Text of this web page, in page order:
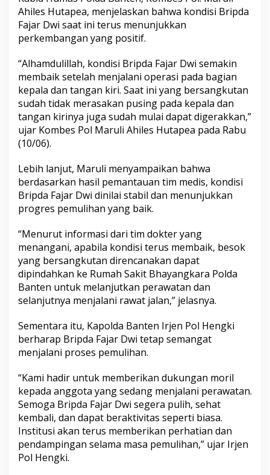
Ahiles Hutapea, menjelaskan bahwa kondisi Bripda
Fajar Dwi saat ini terus menunjukkan
perkembangan yang positif.
“Alhamdulillah, kondisi Bripda Fajar Dwi semakin
membaik setelah menjalani operasi pada bagian
kepala dan tangan kiri. Saat ini yang bersangkutan
sudah tidak merasakan pusing pada kepala dan
tangan kirinya juga sudah mulai dapat digerakkan,”
ujar Kombes Pol Maruli Ahiles Hutapea pada Rabu
(10/06).
Lebih lanjut, Maruli menyampaikan bahwa
berdasarkan hasil pemantauan tim medis, kondisi
Bripda Fajar Dwi dinilai stabil dan menunjukkan
progres pemulihan yang baik.
“Menurut informasi dari tim dokter yang
menangani, apabila kondisi terus membaik, besok
yang bersangkutan direncanakan dapat
dipindahkan ke Rumah Sakit Bhayangkara Polda
Banten untuk melanjutkan perawatan dan
selanjutnya menjalani rawat jalan,” jelasnya.
Sementara itu, Kapolda Banten Irjen Pol Hengki
berharap Bripda Fajar Dwi tetap semangat
menjalani proses pemulihan.
“Kami hadir untuk memberikan dukungan moril
kepada anggota yang sedang menjalani perawatan.
Semoga Bripda Fajar Dwi segera pulih, sehat
kembali, dan dapat beraktivitas seperti biasa.
Institusi akan terus memberikan perhatian dan
pendampingan selama masa pemulihan,” ujar Irjen
Pol Hengki.